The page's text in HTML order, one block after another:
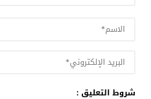
شروط التعليق :